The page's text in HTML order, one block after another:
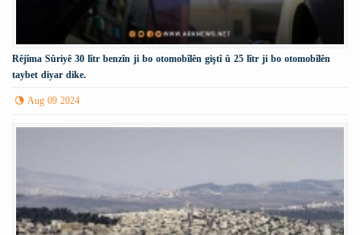
Rêjîma Sûriyê 30 lîtr benzîn ji bo otomobîlên giştî û 25 lîtr ji bo otomobîlên
taybet diyar dike.
Aug 09 2024